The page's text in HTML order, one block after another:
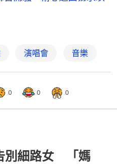
演唱會 音樂
0 0 0
別細路女 「媽